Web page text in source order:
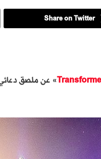
Share on Twitter
» عن ملصق دعائي